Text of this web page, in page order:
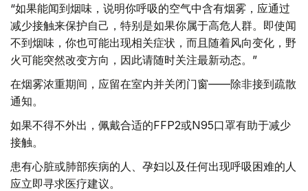
“如果能闻到烟味，说明你呼吸的空气中含有烟雾，应通过
减少接触来保护自己，特别是如果你属于高危人群。即使闻
不到烟味，你也可能出现相关症状，而且随着风向变化，野
火可能突然改变方向，因此请随时关注最新动态。”
在烟雾浓重期间，应留在室内并关闭门窗——除非接到疏散
通知。
如果不得不外出，佩戴合适的FFP2或N95口罩有助于减少
接触。
患有心脏或肺部疾病的人、孕妇以及任何出现呼吸困难的人
应立即寻求医疗建议。